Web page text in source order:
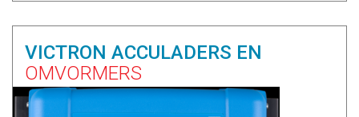
VICTRON ACCULADERS EN
OMVORMERS